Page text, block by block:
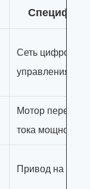
Сеть цифрового
управления 48
Мотор
тока мощностью
Привод на